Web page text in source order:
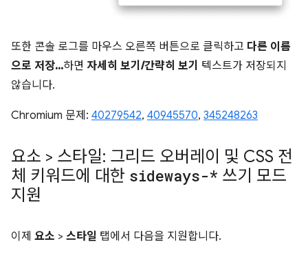
또한 콘솔 로그를 마우스 오른쪽 버튼으로 클릭하고 다른 이름
으로 저장...하면 자세히 보기/간략히 보기 텍스트가 저장되지
않습니다.
Chromium 문제: 40279542, 40945570, 345248263
요소 > 스타일: 그리드 오버레이 및 CSS 전
체 키워드에 대한 sideways-* 쓰기 모드
지원
이제 요소 > 스타일 탭에서 다음을 지원합니다.